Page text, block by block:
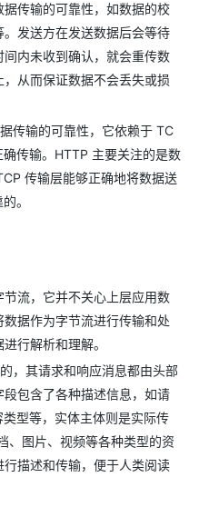
传输的可靠性，如数据的校
发送方在发送数据后会等待
内未收到确认，就会重传数
从而保证数据不会丢失或损
传输的可靠性，它依赖于 TC
传输。HTTP 主要关注的是数
传输层能够正确地将数据送
。
流，它并不关心上层应用数
据作为字节流进行传输和处
行解析和理解。
，其请求和响应消息都由头部
包含了各种描述信息，如请
型等，实体主体则是实际传
、图片、视频等各种类型的资
描述和传输，便于人类阅读